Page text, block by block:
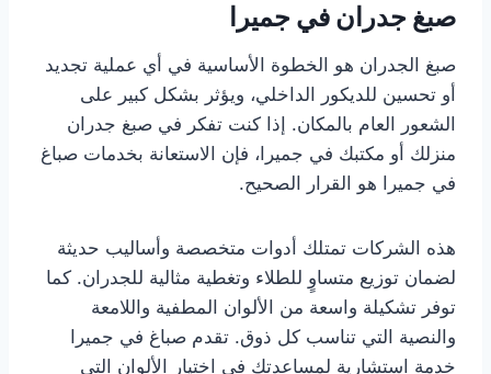
صبغ جدران في جميرا
صبغ الجدران هو الخطوة الأساسية في أي عملية تجديد
أو تحسين للديكور الداخلي، ويؤثر بشكل كبير على
الشعور العام بالمكان. إذا كنت تفكر في صبغ جدران
منزلك أو مكتبك في جميرا، فإن الاستعانة بخدمات صباغ
في جميرا هو القرار الصحيح.
هذه الشركات تمتلك أدوات متخصصة وأساليب حديثة
لضمان توزيع متساوٍ للطلاء وتغطية مثالية للجدران. كما
توفر تشكيلة واسعة من الألوان المطفية واللامعة
والنصية التي تناسب كل ذوق. تقدم صباغ في جميرا
خدمة استشارية لمساعدتك في اختيار الألوان التي